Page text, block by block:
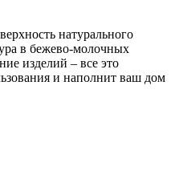
натурального
в бежево-молочных
изделий – все это
и наполнит ваш дом